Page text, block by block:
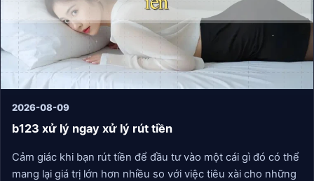
2026-08-09
b123 xử lý ngay xử lý rút tiền
Cảm giác khi bạn rút tiền để đầu tư vào một cái gì đó có thể
mang lại giá trị lớn hơn nhiều so với việc tiêu xài cho những